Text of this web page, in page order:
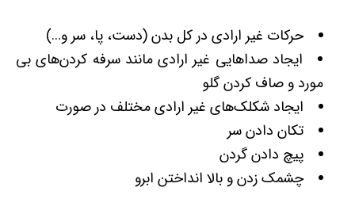
حرکات غیر ارادی در کل بدن (دست، پا، سر و…)
ایجاد صداهایی غیر ارادی مانند سرفه کردن‌های بی
مورد و صاف کردن گلو
ایجاد شکلک‌های غیر ارادی مختلف در صورت
تکان دادن سر
پیچ دادن گردن
چشمک زدن و بالا انداختن ابرو